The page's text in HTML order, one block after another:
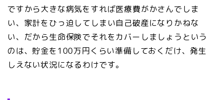
ですから大きな病気をすれば医療費がかさんでしま
い、家計をひっ迫してしまい自己破産になりかねな
い、だから生命保険でそれをカバーしましょうという
のは、貯金を100万円くらい準備しておくだけ、発生
しえない状況になるわけです。